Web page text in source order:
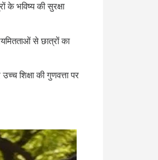
के भविष्य की सुरक्षा
से छात्रों का
शिक्षा की गुणवत्ता पर